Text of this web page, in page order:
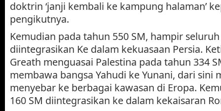
doktrin ‘janji kembali ke kampung halaman’
pengikutnya.
Kemudian pada tahun 550 SM, hampir
diintegrasikan Ke dalam kekuasaan Persia.
Greath menguasai Palestina pada tahun 334
membawa bangsa Yahudi ke Yunani, dari sini
menyebar ke berbagai kawasan di Eropa.
160 SM diintegrasikan ke dalam kekaisaran